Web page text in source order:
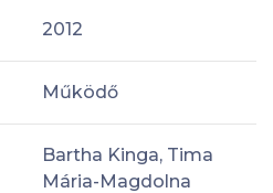
2012
Működő
Bartha Kinga, Tima
Mária-Magdolna